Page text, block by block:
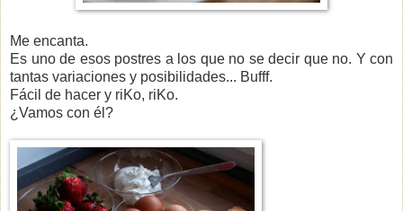
Me encanta.
Es uno de esos postres a los que no se decir que no. Y con
tantas variaciones y posibilidades... Bufff.
Fácil de hacer y riKo, riKo.
¿Vamos con él?